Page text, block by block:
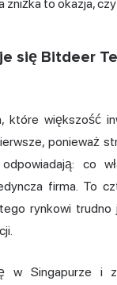
zniżka to okazja,
się Bitdeer
które większość
ponieważ
co
firma. To
rynkowi trudno
w Singapurze i